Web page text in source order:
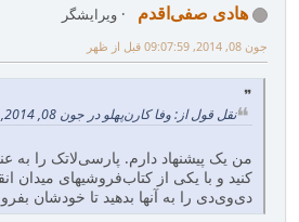
هادی صفی‌اقدم
ویرایشگر
جون 08, 2014, 09:07:59 قبل از ظهر
نقل قول از: وفا کارن‌پهلو در جون 08, 2014, 07:45:47 قبل از ظهر
من یک پیشنهاد دارم. پارسی‌لاتک را
کنید و با یکی از کتاب‌فروشیهای میدان
دی‌وی‌دی را به آنها بدهید تا خودشان